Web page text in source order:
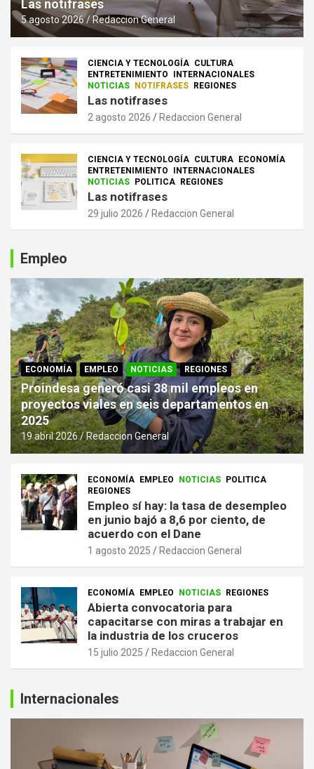
Las notifrases
5 agosto 2026 Redaccion General
CIENCIA Y TECNOLOGÍA CULTURA
ENTRETENIMIENTO
INTERNACIONALES
NOTICIAS NOTIFRASES REGIONES
Las notifrases
2 agosto 2026 Redaccion General
CIENCIA Y TECNOLOGÍA CULTURA ECONOMÍA
ENTRETENIMIENTO
INTERNACIONALES
NOTICIAS POLITICA REGIONES
Las notifrases
29 julio 2026 Redaccion General
Empleo
ECONOMÍA EMPLEO NOTICIAS REGIONES
Proindesa generó casi 38 mil empleos en
proyectos viales en seis departamentos en
2025
19 abril 2026 Redaccion General
ECONOMÍA EMPLEO NOTICIAS
POLITICA
REGIONES
Empleo sí hay: la tasa de desempleo
en junio bajó a 8,6 por ciento, de
acuerdo con el Dane
1 agosto 2025 Redaccion General
ECONOMÍA EMPLEO NOTICIAS REGIONES
Abierta convocatoria para
capacitarse con miras a trabajar en
la industria de los cruceros
15 julio 2025 Redaccion General
Internacionales